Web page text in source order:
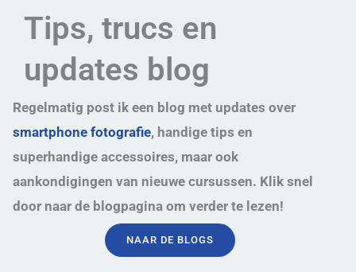
Tips, trucs en
updates blog
Regelmatig post ik een blog met updates over
smartphone fotografie, handige tips en
superhandige accessoires, maar ook
aankondigingen van nieuwe cursussen. Klik snel
door naar de blogpagina om verder te lezen!
NAAR DE BLOGS